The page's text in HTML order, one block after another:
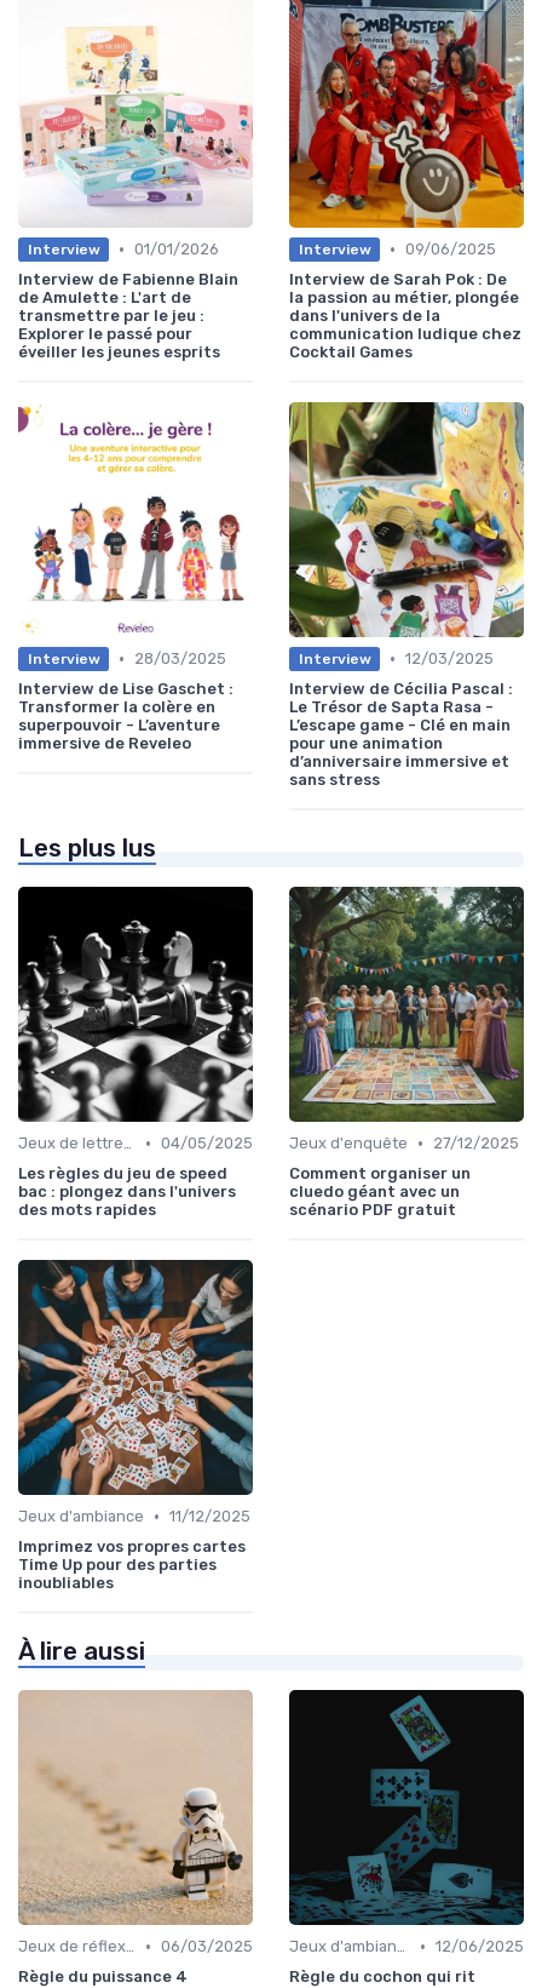
Interview • 01/01/2026
Interview de Fabienne Blain
de Amulette : L'art de
transmettre par le jeu :
Explorer le passé pour
éveiller les jeunes esprits
Interview • 09/06/2025
Interview de Sarah Pok : De
la passion au métier, plongée
dans l'univers de la
communication ludique chez
Cocktail Games
Interview •
28/03/2025
Interview de Lise Gaschet :
Transformer la colère en
superpouvoir - L’aventure
immersive de Reveleo
Interview • 12/03/2025
Interview de Cécilia Pascal :
Le Trésor de Sapta Rasa -
L’escape game - Clé en main
pour une animation
d’anniversaire immersive et
sans stress
Les plus lus
Jeux de lettres et de mots • 04/05/2025
Les règles du jeu de speed
bac : plongez dans l'univers
des mots rapides
Jeux d'enquête •
27/12/2025
Comment organiser un
cluedo géant avec un
scénario PDF gratuit
Jeux d'ambiance • 11/12/2025
Imprimez vos propres cartes
Time Up pour des parties
inoubliables
À lire aussi
Jeux de réflexion et logique • 06/03/2025
Règle du puissance 4
Jeux d'ambiance • 12/06/2025
Règle du cochon qui rit